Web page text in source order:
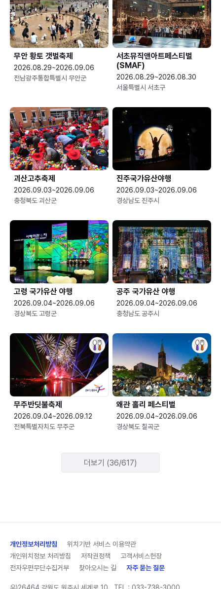
무안 황토 갯벌축제
2026.08.29~2026.09.06
전남광주통합특별시 무안군
서초뮤직앤아트페스티벌
(SMAF)
2026.08.29~2026.08.30
서울특별시 서초구
괴산고추축제
2026.09.03~2026.09.06
충청북도 괴산군
진주국가유산야행
2026.09.03~2026.09.06
경상남도 진주시
고령 국가유산 야행
2026.09.04~2026.09.06
경상북도 고령군
공주 국가유산 야행
2026.09.04~2026.09.06
충청남도 공주시
무주반딧불축제
2026.09.04~2026.09.12
전북특별자치도 무주군
왜관 홀리 페스티벌
2026.09.04~2026.09.06
경상북도 칠곡군
더보기 (36/617)
개인정보처리방침
위치기반 서비스 이용약관
개인위치정보 처리방침
저작권정책
고객서비스헌장
전자우편무단수집거부
찾아오시는 길 자주 묻는 질문